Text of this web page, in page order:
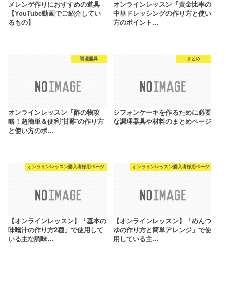
メレンゲ作りにおすすめの道具
【YouTube動画でご紹介してい
るもの】
オンラインレッスン「黄金比率の
中華ドレッシングの作り方と使い
方のポイント…
調理器具
オンラインレッスン「酢の物攻
略！超簡単＆便利¨甘酢¨の作り方
と使い方のポ…
まとめ
シフォンケーキを作るために必要
な調理器具や材料のまとめページ
オンラインレッスン購入者様用ページ
【オンラインレッスン】「基本の
味噌汁の作り方2種」で使用して
いる主な調味…
オンラインレッスン購入者様用ページ
【オンラインレッスン】「めんつ
ゆの作り方と簡単アレンジ」で使
用している主…